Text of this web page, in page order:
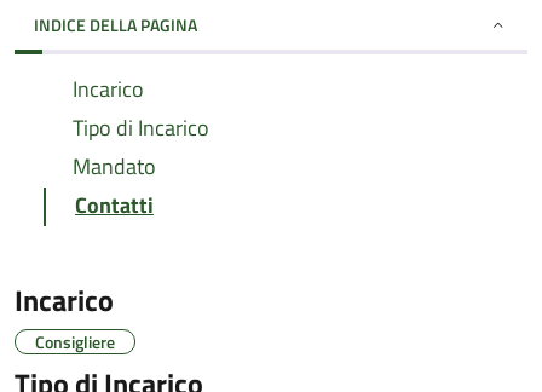
INDICE DELLA PAGINA
Incarico
Tipo di Incarico
Mandato
Contatti
Incarico
Consigliere